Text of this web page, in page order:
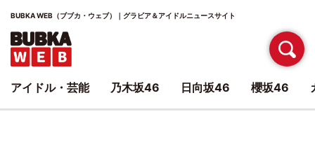
BUBKA WEB（ブブカ・ウェブ）｜グラビア＆アイドルニュースサイト
アイドル・芸能 乃木坂46 日向坂46 櫻坂46